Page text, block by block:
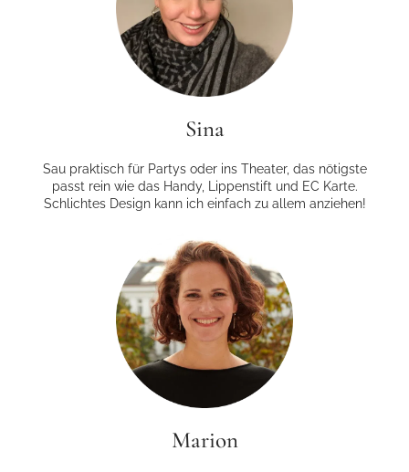
Sina
Sau praktisch für Partys oder ins Theater, das nötigste
passt rein wie das Handy, Lippenstift und EC Karte.
Schlichtes Design kann ich einfach zu allem anziehen!
Marion